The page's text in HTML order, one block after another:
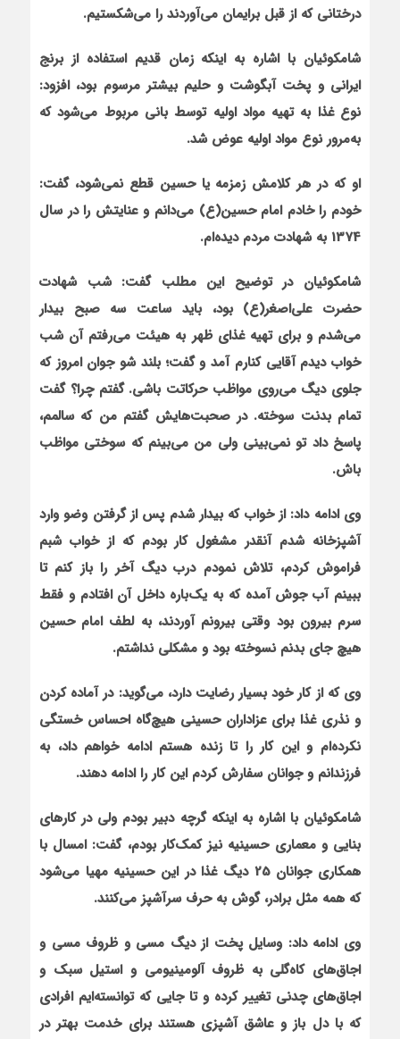
درختانی که از قبل برایمان می‌آوردند را می‌شکستیم.
شامکوئیان با اشاره به این‏که زمان قدیم استفاده از برنج
ایرانی و پخت آبگوشت و حلیم بیشتر مرسوم بود، افزود:
نوع غذا به تهیه مواد اولیه توسط بانی مربوط می‌شود که
به‌مرور نوع مواد اولیه عوض شد.
او که در هر کلامش زمزمه یا حسین قطع نمی‌شود، گفت:
خودم را خادم امام حسین(ع) می‌دانم و عنایتش را در سال
1374 به شهادت مردم دیده‌ام.
شامکوئیان در توضیح این مطلب گفت: شب شهادت
حضرت علی‌اصغر(ع) بود، باید ساعت سه صبح بیدار
می‌شدم و برای تهیه غذای ظهر به هیئت می‌رفتم آن شب
خواب دیدم آقایی کنارم آمد و گفت؛ بلند شو جوان امروز که
جلوی دیگ می‌روی مواظب حرکاتت باشی. گفتم چرا؟ گفت
تمام بدنت سوخته. در صحبت‌هایش گفتم من که سالمم،
پاسخ داد تو نمی‌بینی ولی من می‌بینم که سوختی مواظب
باش.
وی ادامه داد: از خواب که بیدار شدم پس از گرفتن وضو وارد
آشپزخانه شدم آنقدر مشغول کار بودم که از خواب شبم
فراموش کردم، تلاش نمودم درب دیگ آخر را باز کنم تا
ببینم آب جوش آمده که به ‌یک‌باره داخل آن افتادم و فقط
سرم بیرون بود وقتی بیرونم آوردند، به لطف امام حسین
هیچ جای بدنم نسوخته بود و مشکلی نداشتم.
ویکه از کار خود بسیار رضایت دارد، می‌گوید: در آماده کردن
و نذری غذا برای عزاداران حسینی هیچ‌گاه احساس خستگی
نکرده‌ام و این کار را تا زنده هستم ادامه خواهم داد، به
فرزندانم و جوانان سفارش کردم این کار را ادامه دهند.
شامکوئیانبا اشاره به این‏که گرچه دبیر بودم ولی در کارهای
بنایی و معماری حسینیه نیز کمک‌کار بودم، گفت: امسال با
همکاری جوانان 25 دیگ غذا در این حسینیه مهیا می‌شود
که همه مثل برادر، گوش به حرف سرآشپز می‌کنند.
وی ادامه داد: وسایل پخت از دیگ مسی و ظروف مسی و
اجاق‌های کاه‌گلی به ظروف آلومینیومی و استیل سبک و
اجاق‌های چدنی تغییر کرده و تا جایی که توانسته‌ایم افرادی
که با دل باز و عاشق آشپزی هستند برای خدمت بهتر در